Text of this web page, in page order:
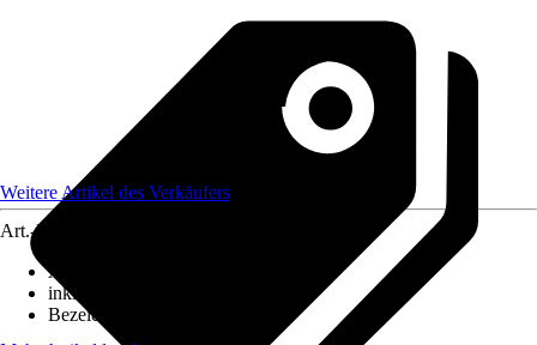
Weitere Artikel des Verkäufers
Art.-Nr.
Ausführung
inklusive Leuchtmittel
Bezeichnung Fassung